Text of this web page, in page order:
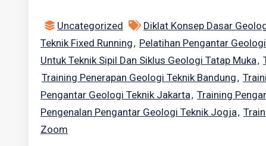
Uncategorized Diklat Konsep Dasar
Teknik Fixed Running, Pelatihan Pengantar
Untuk Teknik Sipil Dan Siklus Geologi Tatap Muka,
Training Penerapan Geologi Teknik Bandung,
Pengantar Geologi Teknik Jakarta, Training
Pengenalan Pengantar Geologi Teknik Jogja,
Zoom